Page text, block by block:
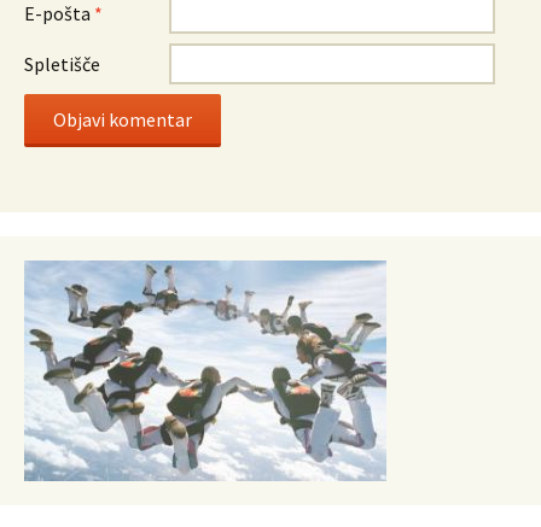
E-pošta *
Spletišče